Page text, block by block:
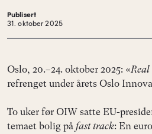
Publisert
31. oktober 2025
Oslo, 20.–24. oktober 2025: «
refrenget under årets Oslo
To uker før OIW satte EU-
temaet bolig på fast track: En